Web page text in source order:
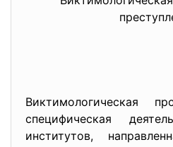
Виктимологическая
специфическая
институтов,